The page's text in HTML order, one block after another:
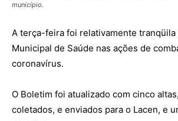
município.
A terça-feira foi relativamente tranqüila
Municipal de Saúde nas ações de
coronavírus.
O Boletim foi atualizado com cinco
coletados, e enviados para o Lacen, e